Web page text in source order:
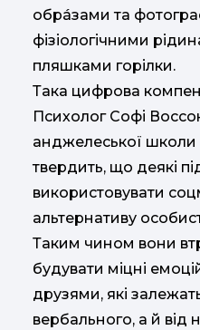
обрáзами та
фізіологічними
пляшками горілки.
Така цифрова
Психолог Софі
анджелеської школи
твердить, що деякі
використовувати
альтернативу
Таким чином вони
будувати міцні
друзями, які
вербального, а й від